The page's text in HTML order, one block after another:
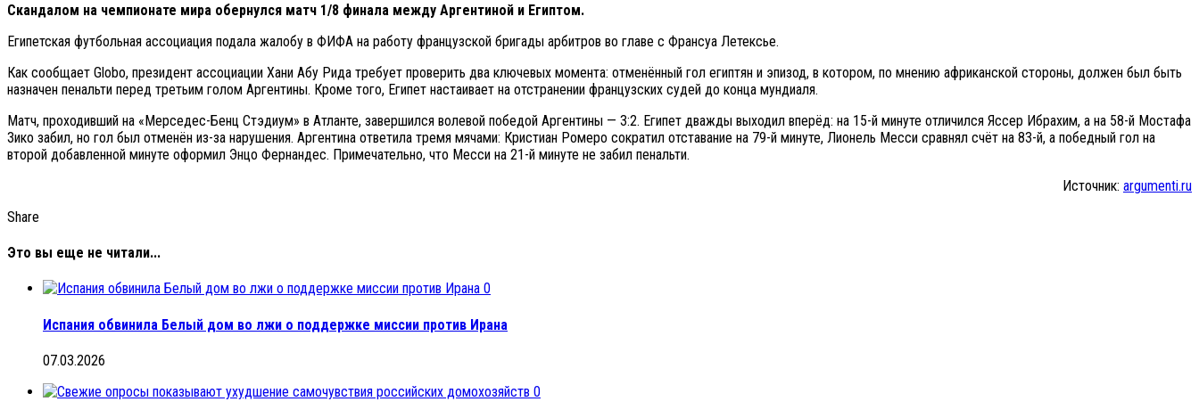
Скандалом на чемпионате мира обернулся матч 1/8 финала между Аргентиной и Египтом.
Египетская футбольная ассоциация подала жалобу в ФИФА на работу французской бригады арбитров во главе с Франсуа Летексье.
Как сообщает Globo, президент ассоциации Хани Абу Рида требует проверить два ключевых момента: отменённый гол египтян и эпизод, в котором, по мнению африканской стороны, должен был быть
назначен пенальти перед третьим голом Аргентины. Кроме того, Египет настаивает на отстранении французских судей до конца мундиаля.
Матч, проходивший на «Мерседес-Бенц Стэдиум» в Атланте, завершился волевой победой Аргентины — 3:2. Египет дважды выходил вперёд: на 15-й минуте отличился Яссер Ибрахим, а на 58-й Мостафа
Зико забил, но гол был отменён из-за нарушения. Аргентина ответила тремя мячами: Кристиан Ромеро сократил отставание на 79-й минуте, Лионель Месси сравнял счёт на 83-й, а победный гол на
второй добавленной минуте оформил Энцо Фернандес. Примечательно, что Месси на 21-й минуте не забил пенальти.
Источник: argumenti.ru
Share
Это вы еще не читали...
0
Испания обвинила Белый дом во лжи о поддержке миссии против Ирана
07.03.2026
0